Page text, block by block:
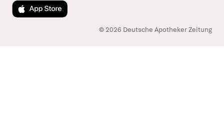
Laden im App Store
© 2026 Deutsche Apotheker Zeitung